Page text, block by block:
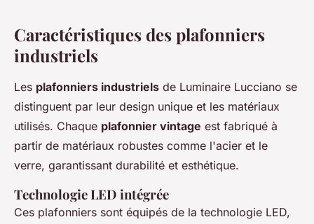
Caractéristiques des plafonniers
industriels
Les plafonniers industriels de Luminaire Lucciano se
distinguent par leur design unique et les matériaux
utilisés. Chaque plafonnier vintage est fabriqué à
partir de matériaux robustes comme l'acier et le
verre, garantissant durabilité et esthétique.
Technologie LED intégrée
Ces plafonniers sont équipés de la technologie LED,